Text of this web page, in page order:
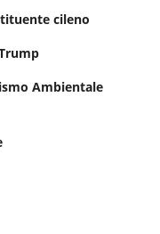
cileno
Ambientale